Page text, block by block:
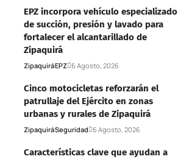
EPZ incorpora vehículo especializado
de succión, presión y lavado para
fortalecer el alcantarillado de
Zipaquirá
ZipaquiráEPZ 6 Agosto, 2026
Cinco motocicletas reforzarán el
patrullaje del Ejército en zonas
urbanas y rurales de Zipaquirá
ZipaquiráSeguridad 6 Agosto, 2026
Características clave que ayudan a